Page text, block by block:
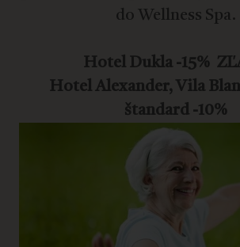
do Wellness Spa.
Hotel Dukla -15%
Hotel Alexander, Vila
štandard -10%